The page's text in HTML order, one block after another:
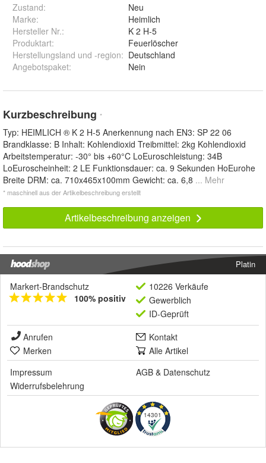
Zustand:
Neu
Marke:
Heimlich
Hersteller Nr.:
K 2 H-5
Produktart:
Feuerlöscher
Herstellungsland und -region: Deutschland
Angebotspaket: Nein
Kurzbeschreibung *
Typ: HEIMLICH ® K 2 H-5 Anerkennung nach EN3: SP 22 06
Brandklasse: B Inhalt: Kohlendioxid Treibmittel: 2kg Kohlendioxid
Arbeitstemperatur: -30° bis +60°C LoEuroschleistung: 34B
LoEuroscheinheit: 2 LE Funktionsdauer: ca. 9 Sekunden HoEurohe
Breite DRM: ca. 710x465x100mm Gewicht: ca. 6,8 ... Mehr
* maschinell aus der Artikelbeschreibung erstellt
Artikelbeschreibung anzeigen
Platin
Markert-Brandschutz
100% positiv
10226 Verkäufe
Gewerblich
ID-Geprüft
Anrufen
Kontakt
Merken
Alle Artikel
Impressum
AGB & Datenschutz
Widerrufsbelehrung
14301